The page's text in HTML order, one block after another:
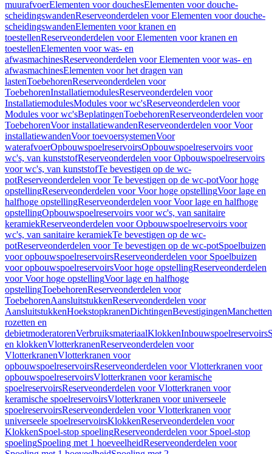
muurafvoerElementen voor douchesElementen voor douche-
scheidingswandenReserveonderdelen voor Elementen voor douche-
scheidingswandenElementen voor kranen en
toestellenReserveonderdelen voor Elementen voor kranen en
toestellenElementen voor was- en
afwasmachinesReserveonderdelen voor Elementen voor was- en
afwasmachinesElementen voor het dragen van
lastenToebehorenReserveonderdelen voor
ToebehorenInstallatiemodulesReserveonderdelen voor
InstallatiemodulesModules voor wc'sReserveonderdelen voor
Modules voor wc'sBeplatingenToebehorenReserveonderdelen voor
ToebehorenVoor installatiewandenReserveonderdelen voor Voor
installatiewandenVoor toevoersystemenVoor
waterafvoerOpbouwspoelreservoirsOpbouwspoelreservoirs voor
wc's, van kunststofReserveonderdelen voor Opbouwspoelreservoirs
voor wc's, van kunststofTe bevestigen op de wc-
potReserveonderdelen voor Te bevestigen op de wc-potVoor hoge
opstellingReserveonderdelen voor Voor hoge opstellingVoor lage en
halfhoge opstellingReserveonderdelen voor Voor lage en halfhoge
opstellingOpbouwspoelreservoirs voor wc's, van sanitaire
keramiekReserveonderdelen voor Opbouwspoelreservoirs voor
wc's, van sanitaire keramiekTe bevestigen op de wc-
potReserveonderdelen voor Te bevestigen op de wc-potSpoelbuizen
voor opbouwspoelreservoirsReserveonderdelen voor Spoelbuizen
voor opbouwspoelreservoirsVoor hoge opstellingReserveonderdelen
voor Voor hoge opstellingVoor lage en halfhoge
opstellingToebehorenReserveonderdelen voor
ToebehorenAansluitstukkenReserveonderdelen voor
AansluitstukkenHoekstopkranenDichtingenBevestigingenManchetten
rozetten en
debietmoderatorenVerbruiksmateriaalKlokkenInbouwspoelreservoirs
en klokkenVlotterkranenReserveonderdelen voor
VlotterkranenVlotterkranen voor
opbouwspoelreservoirsReserveonderdelen voor Vlotterkranen voor
opbouwspoelreservoirsVlotterkranen voor keramische
spoelreservoirsReserveonderdelen voor Vlotterkranen voor
keramische spoelreservoirsVlotterkranen voor universeele
spoelreservoirsReserveonderdelen voor Vlotterkranen voor
universeele spoelreservoirsKlokkenReserveonderdelen voor
KlokkenSpoel-stop spoelingReserveonderdelen voor Spoel-stop
spoelingSpoeling met 1 hoeveelheidReserveonderdelen voor